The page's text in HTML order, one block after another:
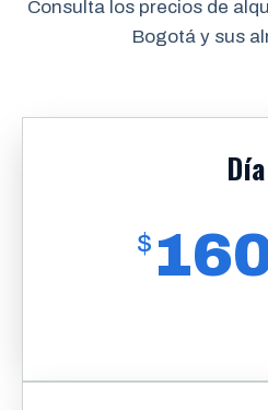
Consulta los precios de
Bogotá y sus
Día
$